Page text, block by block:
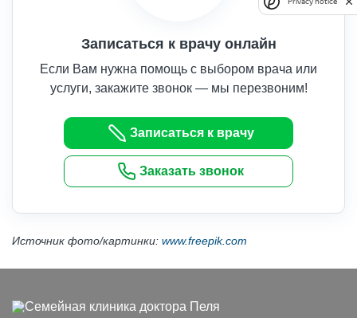
Записаться к врачу онлайн
Если Вам нужна помощь с выбором врача или
услуги, закажите звонок — мы перезвоним!
Записаться к врачу
Заказать звонок
Источник фото/картинки: www.freepik.com